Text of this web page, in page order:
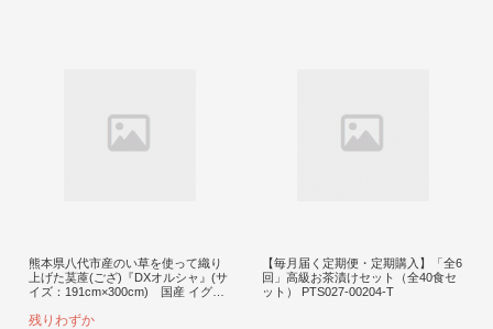
熊本県八代市産のい草を使って織り
上げた茣蓙(ござ)『DXオルシャ』(サ
イズ：191cm×300cm) 国産 イグサ
き物 インテリア
残りわずか
【毎月届く定期便・定期購入】「全6
回」高級お茶漬けセット（全40食セ
ット） PTS027-00204-T